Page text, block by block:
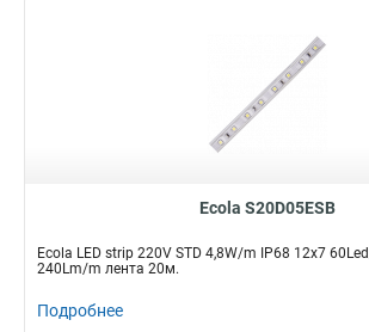
Ecola S20D05ESB
Ecola LED strip 220V STD 4,8W/m IP68 12x7
240Lm/m лента 20м.
Подробнее